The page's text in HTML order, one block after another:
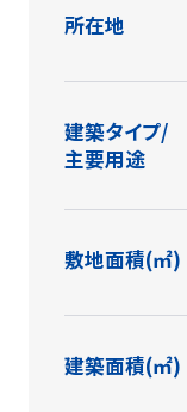
所在地
建築タイプ/
主要用途
敷地面積(㎡)
建築面積(㎡)